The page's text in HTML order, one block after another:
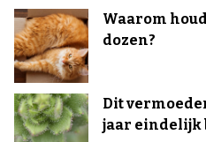
Waarom
dozen?
Dit
jaar eindelijk